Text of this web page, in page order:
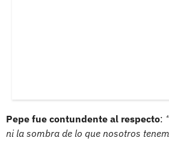
Pepe fue contundente al respecto:
ni la sombra de lo que nosotros